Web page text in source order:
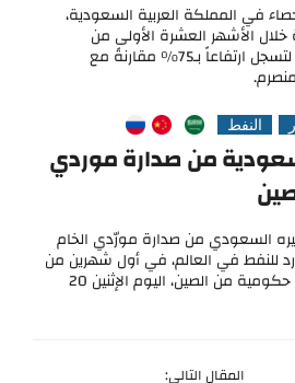
في المملكة العربية السعودية،
خلال الأشهر العشرة الأولى من
2022 تجاوزت تريليون ريال، لتسجل ارتفاعاً بـ75% مقارنةً مع
النفط
من صدارة موردي
السعودي من صدارة مورّدي الخام
للنفط في العالم، في أول شهرين من
2023. وأظهرت بيانات حكومية من الصين، اليوم الإثنين 20
المقال التالي: